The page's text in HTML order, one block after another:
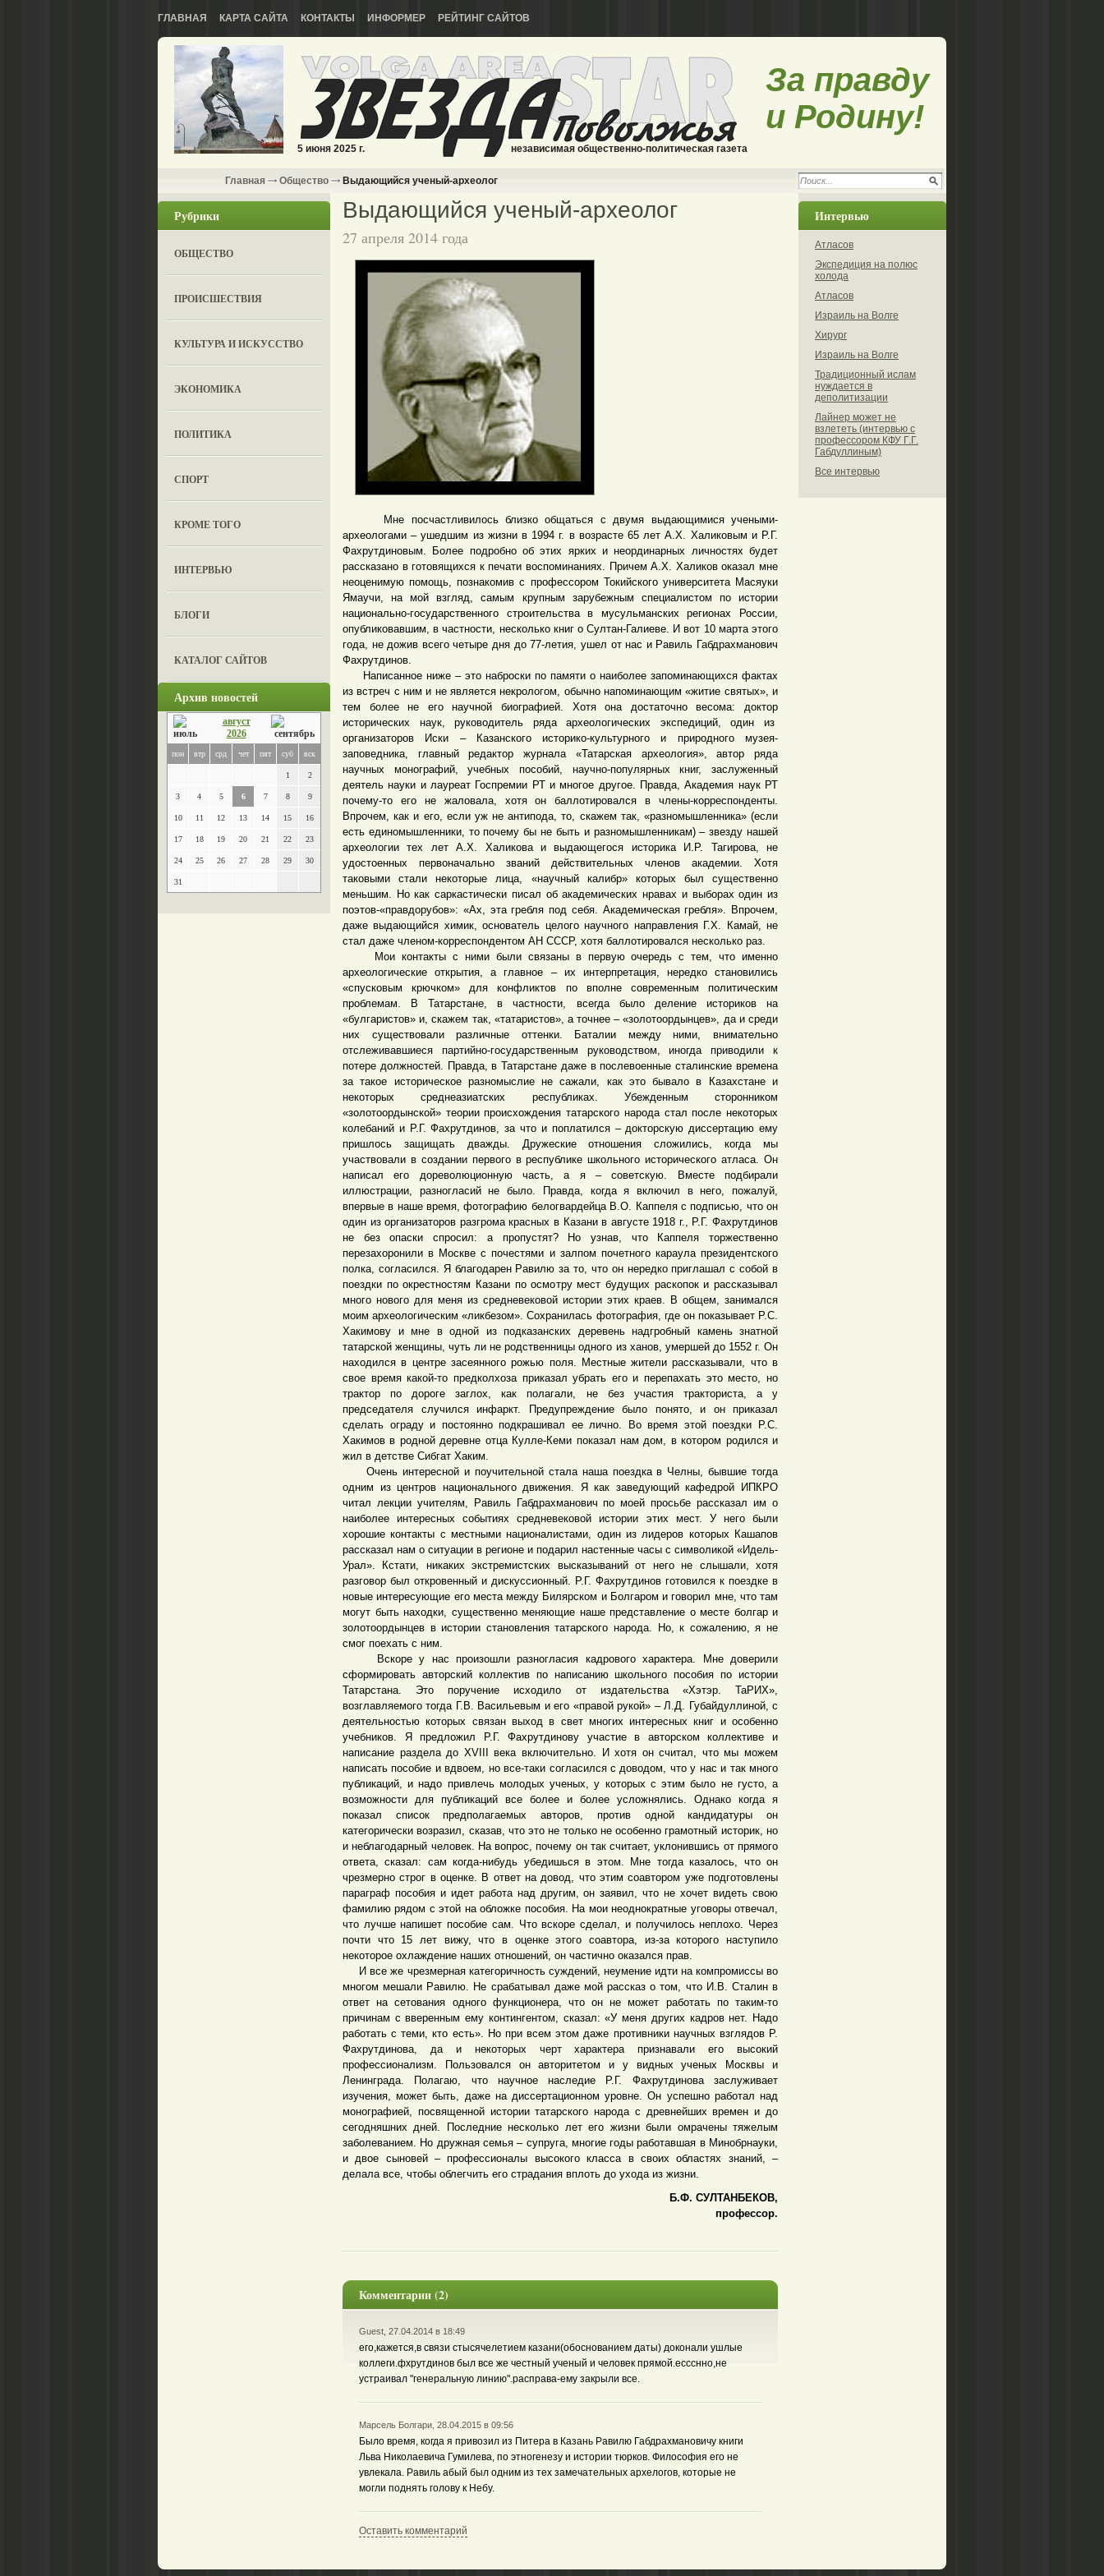
ГЛАВНАЯ КАРТА САЙТА КОНТАКТЫ ИНФОРМЕР РЕЙТИНГ САЙТОВ
5 июня 2025 г. независимая общественно-политическая газета
За правду
и Родину!
Главная Общество Выдающийся ученый-археолог
Рубрики
ОБЩЕСТВО
ПРОИСШЕСТВИЯ
КУЛЬТУРА И ИСКУССТВО
ЭКОНОМИКА
ПОЛИТИКА
СПОРТ
КРОМЕ ТОГО
ИНТЕРВЬЮ
БЛОГИ
КАТАЛОГ САЙТОВ
Архив новостей
август
2026
пон втр срд чет пят суб вск
1 2
3 4 5 6 7 8 9
10 11 12 13 14 15 16
17 18 19 20 21 22 23
24 25 26 27 28 29 30
31
Выдающийся ученый-археолог
27 апреля 2014 года
Мне посчастливилось близко общаться с двумя выдающимися учеными-
археологами – ушедшим из жизни в 1994 г. в возрасте 65 лет А.Х. Халиковым и Р.Г.
Фахрутдиновым. Более подробно об этих ярких и неординарных личностях будет
рассказано в готовящихся к печати воспоминаниях. Причем А.Х. Халиков оказал мне
неоценимую помощь, познакомив с профессором Токийского университета Масяуки
Ямаучи, на мой взгляд, самым крупным зарубежным специалистом по истории
национально-государственного строительства в мусульманских регионах России,
опубликовавшим, в частности, несколько книг о Султан-Галиеве. И вот 10 марта этого
года, не дожив всего четыре дня до 77-летия, ушел от нас и Равиль Габдрахманович
Фахрутдинов.
Написанное ниже – это наброски по памяти о наиболее запоминающихся фактах
из встреч с ним и не является некрологом, обычно напоминающим «житие святых», и
тем более не его научной биографией. Хотя она достаточно весома: доктор
исторических наук, руководитель ряда археологических экспедиций, один из
организаторов Иски – Казанского историко-культурного и природного музея-
заповедника, главный редактор журнала «Татарская археология», автор ряда
научных монографий, учебных пособий, научно-популярных книг, заслуженный
деятель науки и лауреат Госпремии РТ и многое другое. Правда, Академия наук РТ
почему-то его не жаловала, хотя он баллотировался в члены-корреспонденты.
Впрочем, как и его, если уж не антипода, то, скажем так, «разномышленника» (если
есть единомышленники, то почему бы не быть и разномышленникам) – звезду нашей
археологии тех лет А.Х. Халикова и выдающегося историка И.Р. Тагирова, не
удостоенных первоначально званий действительных членов академии. Хотя
таковыми стали некоторые лица, «научный калибр» которых был существенно
меньшим. Но как саркастически писал об академических нравах и выборах один из
поэтов-«правдорубов»: «Ах, эта гребля под себя. Академическая гребля». Впрочем,
даже выдающийся химик, основатель целого научного направления Г.Х. Камай, не
стал даже членом-корреспондентом АН СССР, хотя баллотировался несколько раз.
Мои контакты с ними были связаны в первую очередь с тем, что именно
археологические открытия, а главное – их интерпретация, нередко становились
«спусковым крючком» для конфликтов по вполне современным политическим
проблемам. В Татарстане, в частности, всегда было деление историков на
«булгаристов» и, скажем так, «татаристов», а точнее – «золотоордынцев», да и среди
них существовали различные оттенки. Баталии между ними, внимательно
отслеживавшиеся партийно-государственным руководством, иногда приводили к
потере должностей. Правда, в Татарстане даже в послевоенные сталинские времена
за такое историческое разномыслие не сажали, как это бывало в Казахстане и
некоторых среднеазиатских республиках. Убежденным сторонником
«золотоордынской» теории происхождения татарского народа стал после некоторых
колебаний и Р.Г. Фахрутдинов, за что и поплатился – докторскую диссертацию ему
пришлось защищать дважды. Дружеские отношения сложились, когда мы
участвовали в создании первого в республике школьного исторического атласа. Он
написал его дореволюционную часть, а я – советскую. Вместе подбирали
иллюстрации, разногласий не было. Правда, когда я включил в него, пожалуй,
впервые в наше время, фотографию белогвардейца В.О. Каппеля с подписью, что он
один из организаторов разгрома красных в Казани в августе 1918 г., Р.Г. Фахрутдинов
не без опаски спросил: а пропустят? Но узнав, что Каппеля торжественно
перезахоронили в Москве с почестями и залпом почетного караула президентского
полка, согласился. Я благодарен Равилю за то, что он нередко приглашал с собой в
поездки по окрестностям Казани по осмотру мест будущих раскопок и рассказывал
много нового для меня из средневековой истории этих краев. В общем, занимался
моим археологическим «ликбезом». Сохранилась фотография, где он показывает Р.С.
Хакимову и мне в одной из подказанских деревень надгробный камень знатной
татарской женщины, чуть ли не родственницы одного из ханов, умершей до 1552 г. Он
находился в центре засеянного рожью поля. Местные жители рассказывали, что в
свое время какой-то предколхоза приказал убрать его и перепахать это место, но
трактор по дороге заглох, как полагали, не без участия тракториста, а у
председателя случился инфаркт. Предупреждение было понято, и он приказал
сделать ограду и постоянно подкрашивал ее лично. Во время этой поездки Р.С.
Хакимов в родной деревне отца Кулле-Кеми показал нам дом, в котором родился и
жил в детстве Сибгат Хаким.
Очень интересной и поучительной стала наша поездка в Челны, бывшие тогда
одним из центров национального движения. Я как заведующий кафедрой ИПКРО
читал лекции учителям, Равиль Габдрахманович по моей просьбе рассказал им о
наиболее интересных событиях средневековой истории этих мест. У него были
хорошие контакты с местными националистами, один из лидеров которых Кашапов
рассказал нам о ситуации в регионе и подарил настенные часы с символикой «Идель-
Урал». Кстати, никаких экстремистских высказываний от него не слышали, хотя
разговор был откровенный и дискуссионный. Р.Г. Фахрутдинов готовился к поездке в
новые интересующие его места между Билярском и Болгаром и говорил мне, что там
могут быть находки, существенно меняющие наше представление о месте болгар и
золотоордынцев в истории становления татарского народа. Но, к сожалению, я не
смог поехать с ним.
Вскоре у нас произошли разногласия кадрового характера. Мне доверили
сформировать авторский коллектив по написанию школьного пособия по истории
Татарстана. Это поручение исходило от издательства «Хэтэр. ТаРИХ»,
возглавляемого тогда Г.В. Васильевым и его «правой рукой» – Л.Д. Губайдуллиной, с
деятельностью которых связан выход в свет многих интересных книг и особенно
учебников. Я предложил Р.Г. Фахрутдинову участие в авторском коллективе и
написание раздела до XVIII века включительно. И хотя он считал, что мы можем
написать пособие и вдвоем, но все-таки согласился с доводом, что у нас и так много
публикаций, и надо привлечь молодых ученых, у которых с этим было не густо, а
возможности для публикаций все более и более усложнялись. Однако когда я
показал список предполагаемых авторов, против одной кандидатуры он
категорически возразил, сказав, что это не только не особенно грамотный историк, но
и неблагодарный человек. На вопрос, почему он так считает, уклонившись от прямого
ответа, сказал: сам когда-нибудь убедишься в этом. Мне тогда казалось, что он
чрезмерно строг в оценке. В ответ на довод, что этим соавтором уже подготовлены
параграф пособия и идет работа над другим, он заявил, что не хочет видеть свою
фамилию рядом с этой на обложке пособия. На мои неоднократные уговоры отвечал,
что лучше напишет пособие сам. Что вскоре сделал, и получилось неплохо. Через
почти что 15 лет вижу, что в оценке этого соавтора, из-за которого наступило
некоторое охлаждение наших отношений, он частично оказался прав.
И все же чрезмерная категоричность суждений, неумение идти на компромиссы во
многом мешали Равилю. Не срабатывал даже мой рассказ о том, что И.В. Сталин в
ответ на сетования одного функционера, что он не может работать по таким-то
причинам с вверенным ему контингентом, сказал: «У меня других кадров нет. Надо
работать с теми, кто есть». Но при всем этом даже противники научных взглядов Р.
Фахрутдинова, да и некоторых черт характера признавали его высокий
профессионализм. Пользовался он авторитетом и у видных ученых Москвы и
Ленинграда. Полагаю, что научное наследие Р.Г. Фахрутдинова заслуживает
изучения, может быть, даже на диссертационном уровне. Он успешно работал над
монографией, посвященной истории татарского народа с древнейших времен и до
сегодняшних дней. Последние несколько лет его жизни были омрачены тяжелым
заболеванием. Но дружная семья – супруга, многие годы работавшая в Минобрнауки,
и двое сыновей – профессионалы высокого класса в своих областях знаний, –
делала все, чтобы облегчить его страдания вплоть до ухода из жизни.
Б.Ф. СУЛТАНБЕКОВ,
профессор.
Комментарии (2)
Guest, 27.04.2014 в 18:49
его,кажется,в связи стысячелетием казани(обоснованием даты) доконали ушлые
коллеги.фхрутдинов был все же честный ученый и человек прямой.ессснно,не
устраивал "генеральную линию".расправа-ему закрыли все.
Марсель Болгари, 28.04.2015 в 09:56
Было время, когда я привозил из Питера в Казань Равилю Габдрахмановичу книги
Льва Николаевича Гумилева, по этногенезу и истории тюрков. Философия его не
увлекала. Равиль абый был одним из тех замечательных архелогов, которые не
могли поднять голову к Небу.
Оставить комментарий
Интервью
Атласов
Экспедиция на полюс
холода
Атласов
Израиль на Волге
Хирург
Израиль на Волге
Традиционный ислам
нуждается в
деполитизации
Лайнер может не
взлететь (интервью с
профессором КФУ Г.Г.
Габдуллиным)
Все интервью